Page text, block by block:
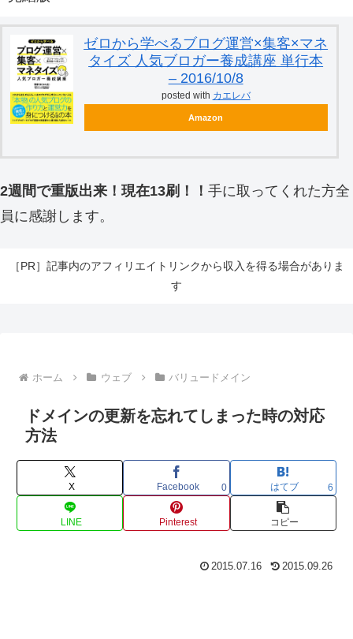
ゼロから学べるブログ運営×集客×マネ
タイズ 人気ブロガー養成講座 単行本
– 2016/10/8
posted with カエレバ
Amazon
2週間で重版出来！現在13刷！！ 手に取ってくれた方全
員に感謝します。
［PR］記事内のアフィリエイトリンクから収入を得る場合がありま
す
ホーム ウェブ バリュードメイン
ドメインの更新を忘れてしまった時の対応
方法
X Facebook 0 はてブ 6
LINE Pinterest コピー
2015.07.16 2015.09.26